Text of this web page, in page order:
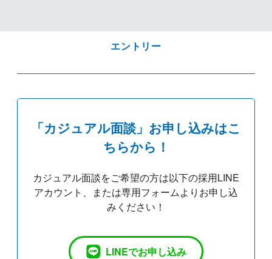
エントリー
「カジュアル面談」お申し込みはこ
ちらから！
カジュアル面談をご希望の方は以下の採用LINE
アカウント、または専用フォームよりお申し込
みください！
LINEでお申し込み